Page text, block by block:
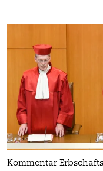
Kommentar